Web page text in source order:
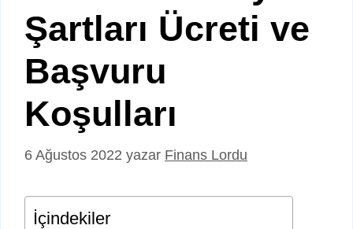
Şartları Ücreti ve
Başvuru
Koşulları
6 Ağustos 2022 yazar Finans Lordu
İçindekiler